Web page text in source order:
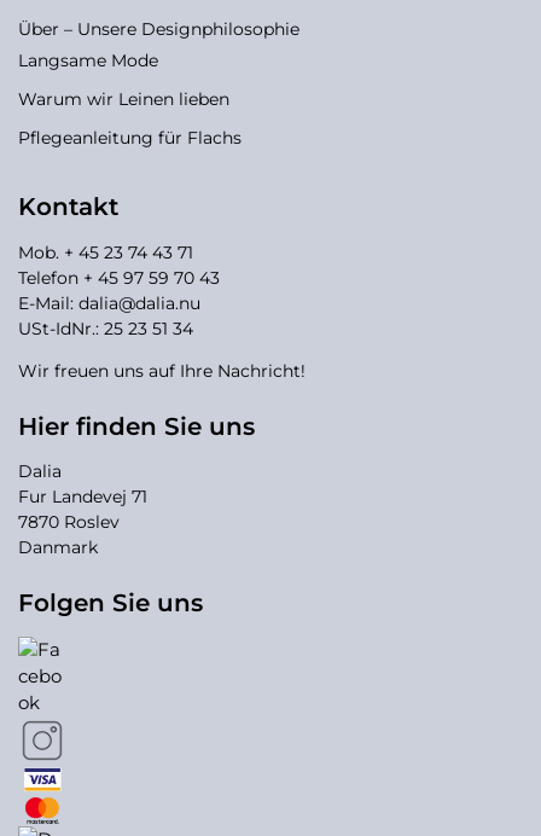
Über – Unsere Designphilosophie
Langsame Mode
Warum wir Leinen lieben
Pflegeanleitung für Flachs
Kontakt
Mob. + 45 23 74 43 71
Telefon + 45 97 59 70 43
E-Mail: dalia@dalia.nu
USt-IdNr.: 25 23 51 34
Wir freuen uns auf Ihre Nachricht!
Hier finden Sie uns
Dalia
Fur Landevej 71
7870 Roslev
Danmark
Folgen Sie uns